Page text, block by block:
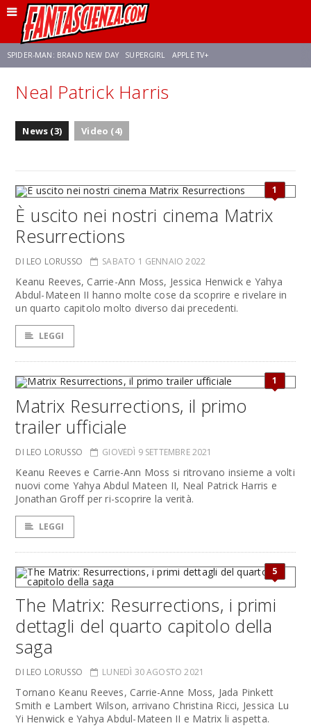
SPIDER-MAN: BRAND NEW DAY SUPERGIRL APPLE TV+
FRANCO RICCIARDIELLO ZENDAYA AVENGERS: DOOMSDAY
Neal Patrick Harris
News (3) Video (4)
1
È uscito nei nostri cinema Matrix
Resurrections
DI LEO LORUSSO SABATO 1 GENNAIO 2022
Keanu Reeves, Carrie-Ann Moss, Jessica Henwick e Yahya
Abdul-Mateen II hanno molte cose da scoprire e rivelare in
un quarto capitolo molto diverso dai precedenti.
LEGGI
1
Matrix Resurrections, il primo
trailer ufficiale
DI LEO LORUSSO GIOVEDÌ 9 SETTEMBRE 2021
Keanu Reeves e Carrie-Ann Moss si ritrovano insieme a volti
nuovi come Yahya Abdul Mateen II, Neal Patrick Harris e
Jonathan Groff per ri-scoprire la verità.
LEGGI
5
The Matrix: Resurrections, i primi
dettagli del quarto capitolo della
saga
DI LEO LORUSSO LUNEDÌ 30 AGOSTO 2021
Tornano Keanu Reeves, Carrie-Anne Moss, Jada Pinkett
Smith e Lambert Wilson, arrivano Christina Ricci, Jessica Lu
Yi Henwick e Yahya Abdul-Mateen II e Matrix li aspetta.